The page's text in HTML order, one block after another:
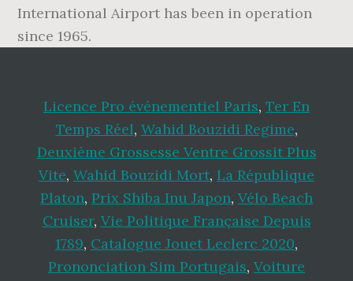
International Airport has been in operation
since 1965.
Licence Pro événementiel Paris, Ter En
Temps Réel, Wahid Bouzidi Regime,
Deuxième Grossesse Ventre Grossit Plus
Vite, Wahid Bouzidi Mort, La République
Platon, Prix Shiba Inu Japon, Vélo Beach
Cruiser, Vie Politique Française Depuis
1789, Catalogue Jouet Leclerc 2020,
Prononciation Sim Portugais, Voiture